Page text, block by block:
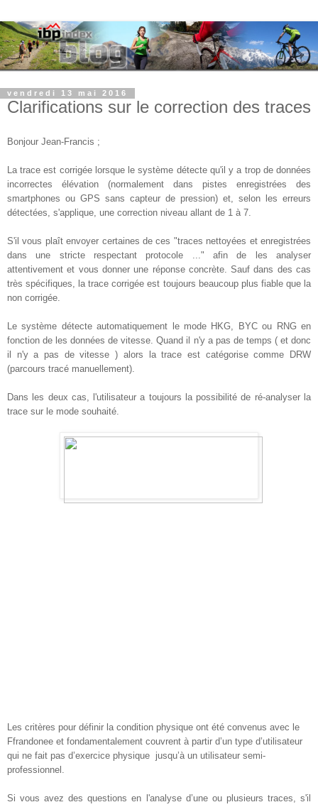
vendredi 13 mai 2016
Clarifications sur le correction des traces
Bonjour Jean-Francis ;
La trace est corrigée lorsque le système détecte qu'il y a trop de données
incorrectes élévation (normalement dans pistes enregistrées des
smartphones ou GPS sans capteur de pression) et, selon les erreurs
détectées, s'applique, une correction niveau allant de 1 à 7.
S'il vous plaît envoyer certaines de ces "traces nettoyées et enregistrées
dans une stricte respectant protocole ..." afin de les analyser
attentivement et vous donner une réponse concrète. Sauf dans des cas
très spécifiques, la trace corrigée est toujours beaucoup plus fiable que la
non corrigée.
Le système détecte automatiquement le mode HKG, BYC ou RNG en
fonction de les données de vitesse. Quand il n'y a pas de temps ( et donc
il n'y a pas de vitesse ) alors la trace est catégorise comme DRW
(parcours tracé manuellement).
Dans les deux cas, l'utilisateur a toujours la possibilité de ré-analyser la
trace sur le mode souhaité.
Les critères pour définir la condition physique ont été convenus avec le
Ffrandonee et fondamentalement couvrent à partir d’un type d’utilisateur
qui ne fait pas d’exercice physique jusqu’à un utilisateur semi-
professionnel.
Si vous avez des questions en l'analyse d’une ou plusieurs traces, s'il